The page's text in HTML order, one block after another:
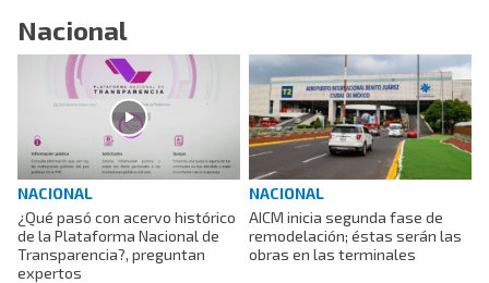
Nacional
NACIONAL
¿Qué pasó con acervo histórico
de la Plataforma Nacional de
Transparencia?, preguntan
expertos
NACIONAL
AICM inicia segunda fase de
remodelación; éstas serán las
obras en las terminales